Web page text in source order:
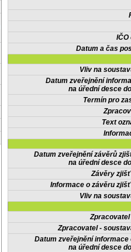
IČO
Datum a čas
Vliv na
Datum zveřejnění
na úřední desce
Termín pro
Text
Datum zveřejnění závěrů
na úřední desce
Závěry
Informace o závěru
Vliv na
Zpracovatel -
Datum zveřejnění informace
na úřední desce